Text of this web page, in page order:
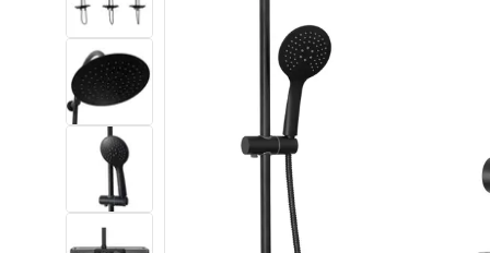
Duschrinnen
Toiletten
Waschbecken
Wannen und
Badewannenaufsätze